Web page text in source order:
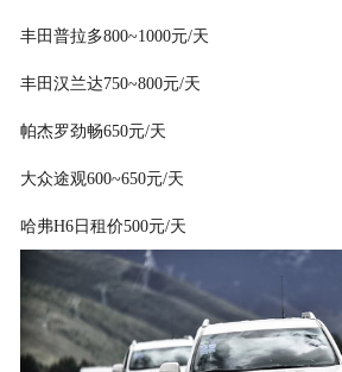
丰田普拉多800~1000元/天
丰田汉兰达750~800元/天
帕杰罗劲畅650元/天
大众途观600~650元/天
哈弗H6日租价500元/天